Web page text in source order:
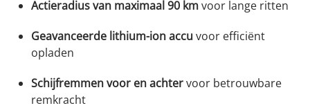
Actieradius van maximaal 90 kmvoor lange ritten
Geavanceerde lithium-ion accu voor efficiënt
opladen
Schijfremmen voor en achtervoor betrouwbare
remkracht